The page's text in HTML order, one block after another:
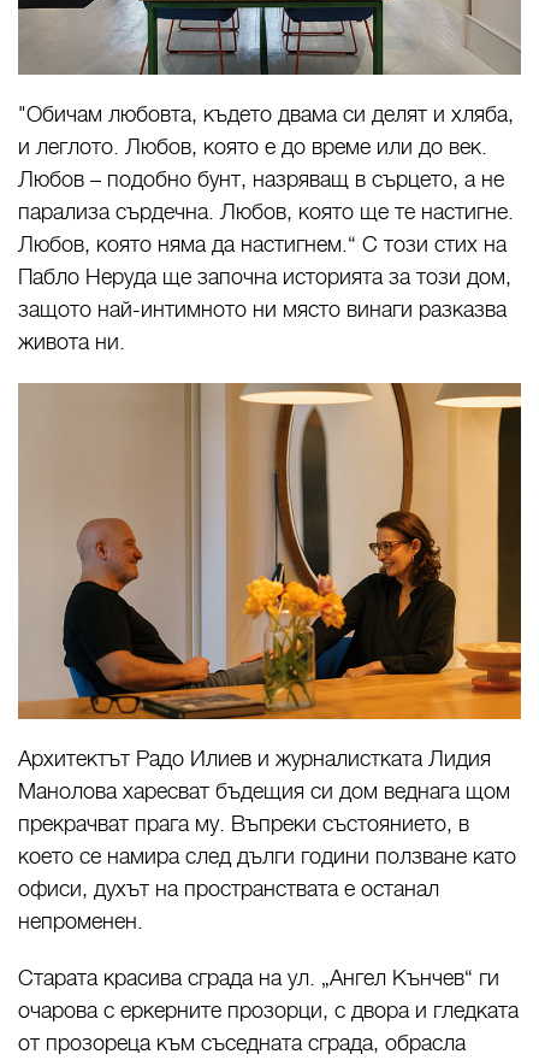
"Обичам любовта, където двама си делят и хляба,
и леглото. Любов, която е до време или до век.
Любов – подобно бунт, назряващ в сърцето, а не
парализа сърдечна. Любов, която ще те настигне.
Любов, която няма да настигнем.“ С този стих на
Пабло Неруда ще започна историята за този дом,
защото най-интимното ни място винаги разказва
живота ни.
Архитектът Радо Илиев и журналистката Лидия
Манолова харесват бъдещия си дом веднага щом
прекрачват прага му. Въпреки състоянието, в
което се намира след дълги години ползване като
офиси, духът на пространствата е останал
непроменен.
Старата красива сграда на ул. „Ангел Кънчев“ ги
очарова с еркерните прозорци, с двора и гледката
от прозореца към съседната сграда, обрасла